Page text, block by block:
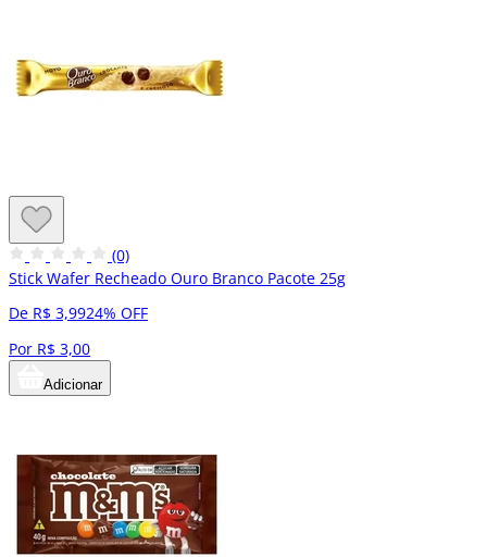
(0)
Stick Wafer Recheado Ouro Branco Pacote 25g
De R$ 3,9924% OFF
Por R$ 3,00
Adicionar